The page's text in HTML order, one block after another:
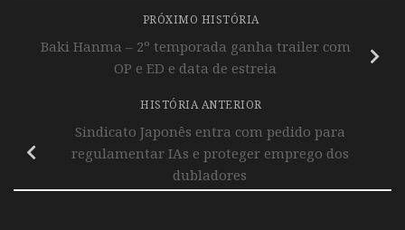
PRÓXIMO HISTÓRIA
Baki Hanma – 2º temporada ganha trailer com
OP e ED e data de estreia
HISTÓRIA ANTERIOR
Sindicato Japonês entra com pedido para
regulamentar IAs e proteger emprego dos
dubladores